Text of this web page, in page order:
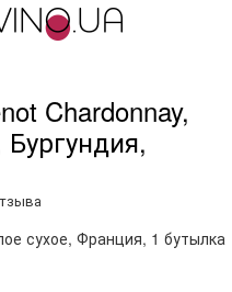
Chardonnay,